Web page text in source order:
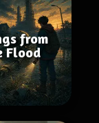
from
Flood